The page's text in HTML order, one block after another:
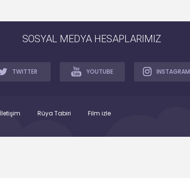
SOSYAL MEDYA HESAPLARIMIZ
TWITTER YOUTUBE INSTAGRAM
İletişim Rüya Tabiri Film izle